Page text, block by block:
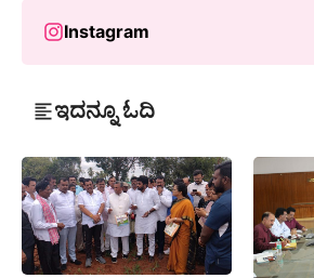
Instagram
ಇದನ್ನೂ ಓದಿ